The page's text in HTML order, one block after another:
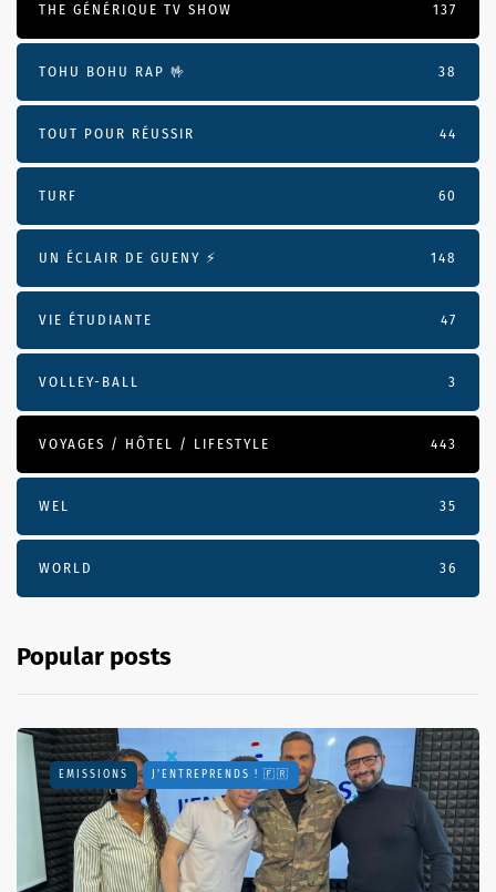
THE GÉNÉRIQUE TV SHOW 137
TOHU BOHU RAP 🤟 38
TOUT POUR RÉUSSIR 44
TURF 60
UN ÉCLAIR DE GUENY ⚡️ 148
VIE ÉTUDIANTE 47
VOLLEY-BALL 3
VOYAGES / HÔTEL / LIFESTYLE 443
WEL 35
WORLD 36
Popular posts
EMISSIONS J'ENTREPRENDS ! 🇫🇷